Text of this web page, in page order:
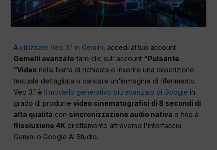
A utilizzare Veo 3.1 in Gemini , accedi al tuo account
Gemelli avanzato fare clic sull'account “Pulsante
”Video nella barra di richiesta e inserire una descrizione
testuale dettagliata o caricare un'immagine di riferimento.
Veo 3.1 è Il modello generativo più avanzato di Google in
grado di produrrevideo cinematografici di 8 secondi di
alta qualità con sincronizzazione audio nativa e fino a
Risoluzione 4K direttamente attraverso l'interfaccia
Gemini o Google AI Studio.